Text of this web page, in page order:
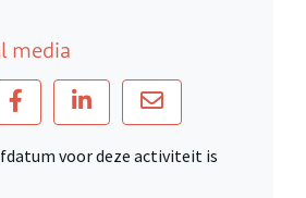
media
voor deze activiteit is